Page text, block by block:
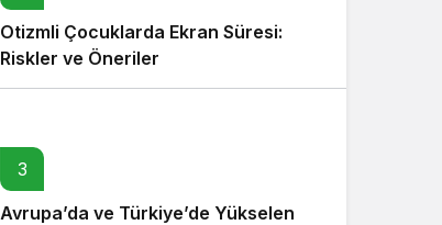
Otizmli Çocuklarda Ekran Süresi:
Riskler ve Öneriler
3
Avrupa’da ve Türkiye’de Yükselen